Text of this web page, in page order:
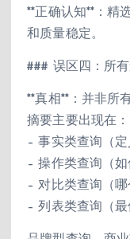
**正确认知**：精
和质量稳定。
### 误区四：所
**真相**：并非所
摘要主要出现在：
– 事实类查询（定
– 操作类查询（如
– 对比类查询（哪
– 列表类查询（最